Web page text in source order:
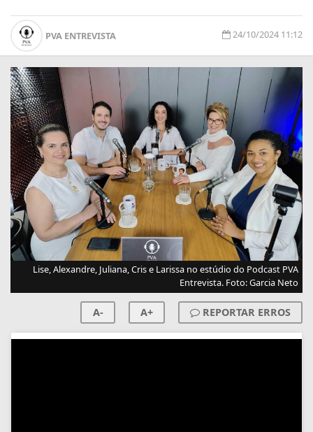
PVA ENTREVISTA 24/10/2024 11:12
Lise, Alexandre, Juliana, Cris e Larissa no estúdio do Podcast PVA
Entrevista. Foto: Garcia Neto
A- A+ REPORTAR ERROS